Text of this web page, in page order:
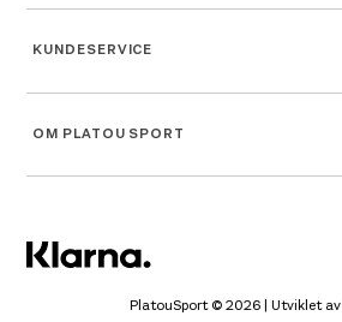
KUNDESERVICE
OM PLATOU SPORT
PlatouSport © 2026 | Utviklet av